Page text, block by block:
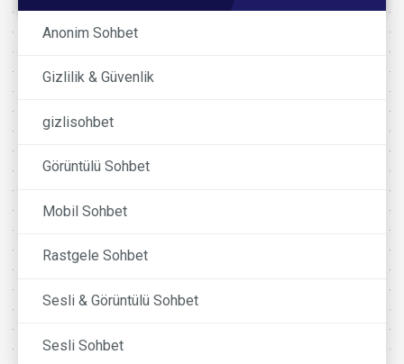
Anonim Sohbet
Gizlilik & Güvenlik
gizlisohbet
Görüntülü Sohbet
Mobil Sohbet
Rastgele Sohbet
Sesli & Görüntülü Sohbet
Sesli Sohbet